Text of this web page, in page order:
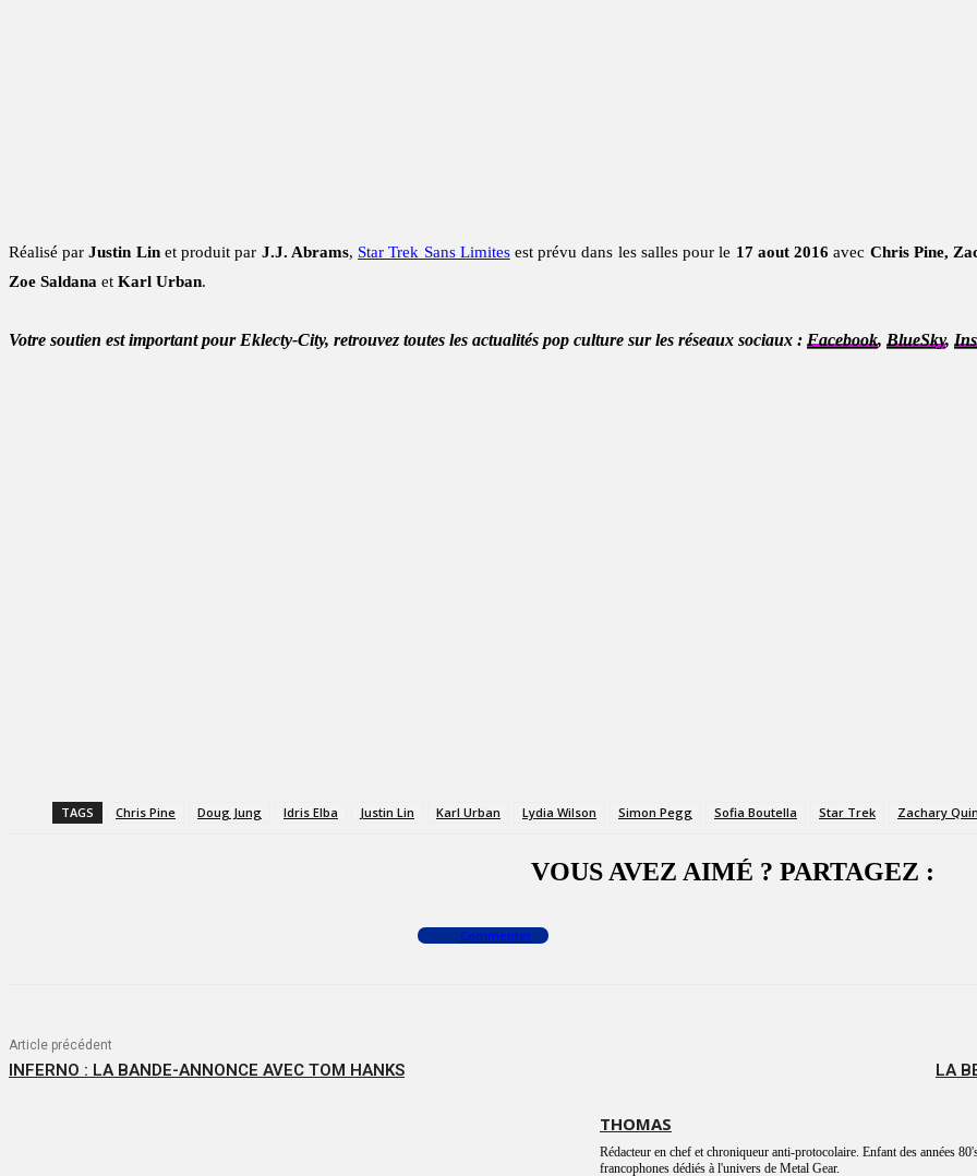
Réalisé parJustin Linet produit par J.J. Abrams, Star Trek Sans Limitesest prévu dans les salles pour le 17 aout 2016 avec Chris Pine,
Zoe Saldana et Karl Urban.
Votre soutien est important pour Eklecty-City, retrouvez toutes les actualités pop culture sur les réseaux sociaux : Facebook, BlueSky,
TAGS Chris Pine Doug Jung Idris Elba Justin Lin Karl Urban Lydia Wilson Simon Pegg Sofia Boutella Star Trek Zachary
VOUS AVEZ AIMÉ ? PARTAGEZ :
Commenter
Article précédent
INFERNO : LA BANDE-ANNONCE AVEC TOM HANKS LA
THOMAS
Rédacteur en chef et chroniqueur anti-protocolaire. Enfant des années
francophones dédiés à l'univers de Metal Gear.